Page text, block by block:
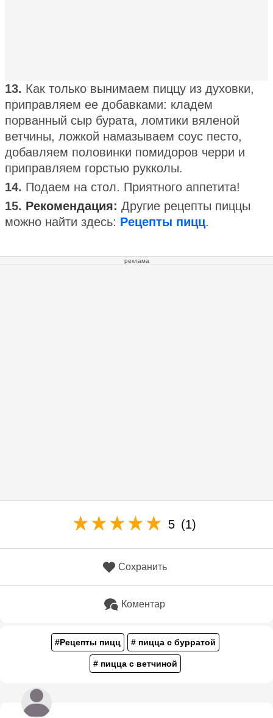
13. Как только вынимаем пиццу из духовки,
приправляем ее добавками: кладем
порванный сыр бурата, ломтики вяленой
ветчины, ложкой намазываем соус песто,
добавляем половинки помидоров черри и
приправляем горстью рукколы.
14. Подаем на стол. Приятного аппетита!
15. Рекомендация: Другие рецепты пиццы
можно найти здесь: Рецепты пицц.
реклама
5 (1)
Сохранить
Коментар
#Рецепты пицц # пицца с бурратой
# пицца с ветчиной